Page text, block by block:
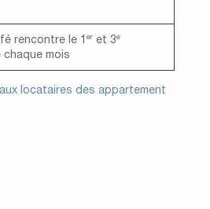
rencontre le 1 eret 3e
chaque mois
locataires des appartement